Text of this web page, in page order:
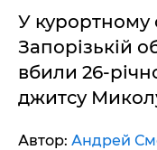
У курортному
Запорізькій
вбили 26-
джитсу
Автор: Андрей